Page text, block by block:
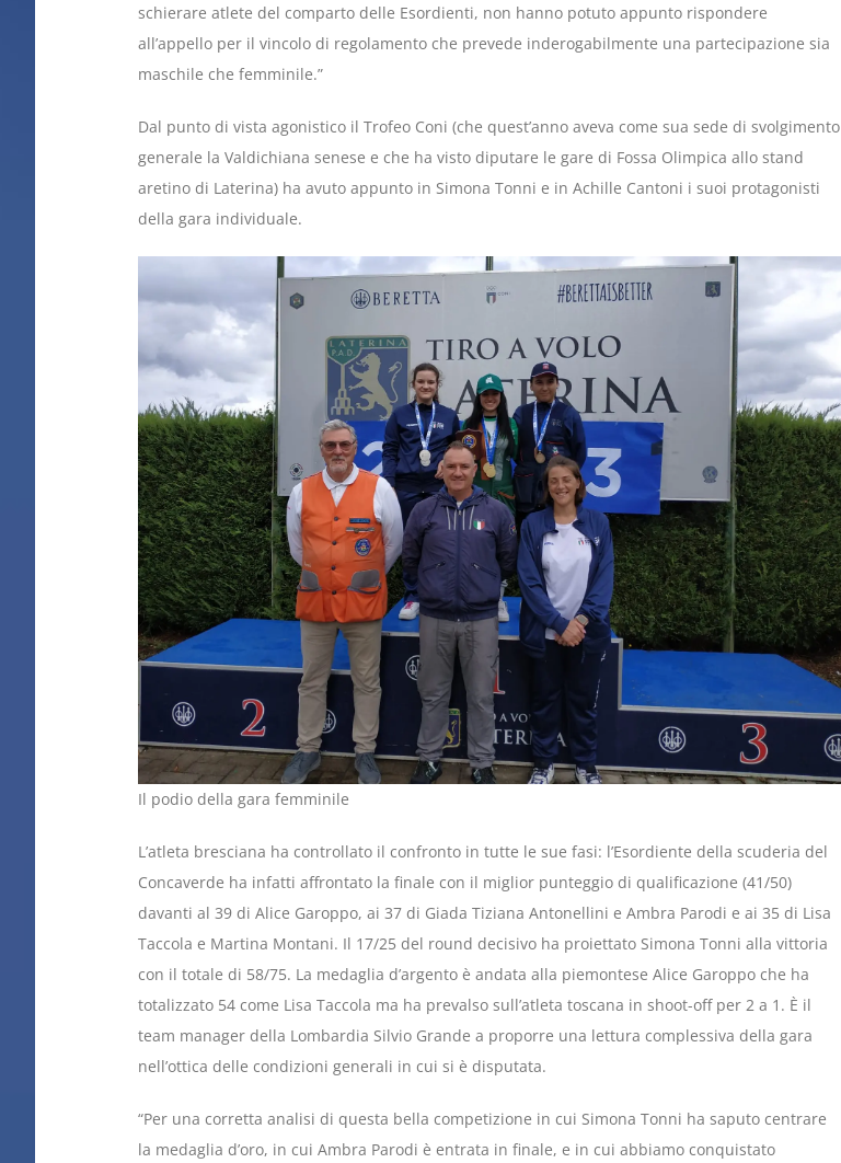
schierare atlete del comparto delle Esordienti, non hanno potuto appunto rispondere
all’appello per il vincolo di regolamento che prevede inderogabilmente una partecipazione sia
maschile che femminile.”
Dal punto di vista agonistico il Trofeo Coni (che quest’anno aveva come sua sede di svolgimento
generale la Valdichiana senese e che ha visto diputare le gare di Fossa Olimpica allo stand
aretino di Laterina) ha avuto appunto in Simona Tonni e in Achille Cantoni i suoi protagonisti
della gara individuale.
Il podio della gara femminile
L’atleta bresciana ha controllato il confronto in tutte le sue fasi: l’Esordiente della scuderia del
Concaverde ha infatti affrontato la finale con il miglior punteggio di qualificazione (41/50)
davanti al 39 di Alice Garoppo, ai 37 di Giada Tiziana Antonellini e Ambra Parodi e ai 35 di Lisa
Taccola e Martina Montani. Il 17/25 del round decisivo ha proiettato Simona Tonni alla vittoria
con il totale di 58/75. La medaglia d’argento è andata alla piemontese Alice Garoppo che ha
totalizzato 54 come Lisa Taccola ma ha prevalso sull’atleta toscana in shoot-off per 2 a 1. È il
team manager della Lombardia Silvio Grande a proporre una lettura complessiva della gara
nell’ottica delle condizioni generali in cui si è disputata.
“Per una corretta analisi di questa bella competizione in cui Simona Tonni ha saputo centrare
la medaglia d’oro, in cui Ambra Parodi è entrata in finale, e in cui abbiamo conquistato